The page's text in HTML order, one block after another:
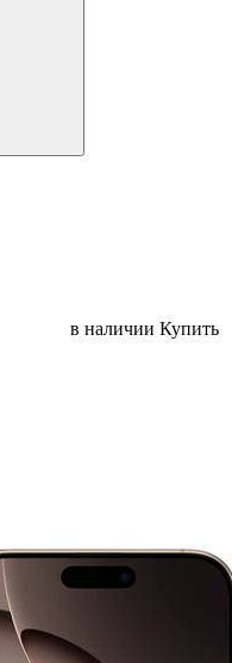
в наличии Купить